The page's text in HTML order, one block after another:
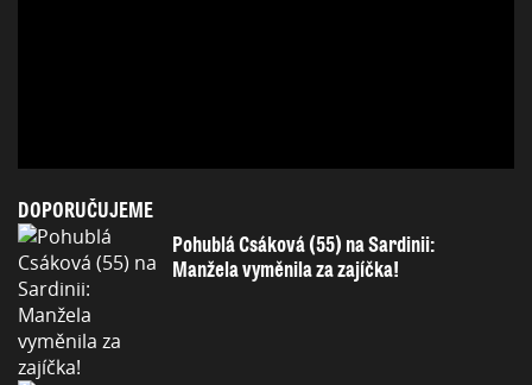
DOPORUČUJEME
Pohublá Csáková (55) na Sardinii:
Manžela vyměnila za zajíčka!